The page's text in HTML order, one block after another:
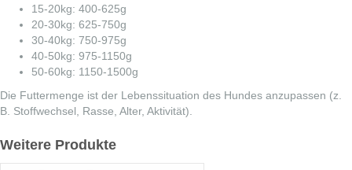
15-20kg: 400-625g
20-30kg: 625-750g
30-40kg: 750-975g
40-50kg: 975-1150g
50-60kg: 1150-1500g
Die Futtermenge ist der Lebenssituation des Hundes anzupassen (z.
B. Stoffwechsel, Rasse, Alter, Aktivität).
Weitere Produkte